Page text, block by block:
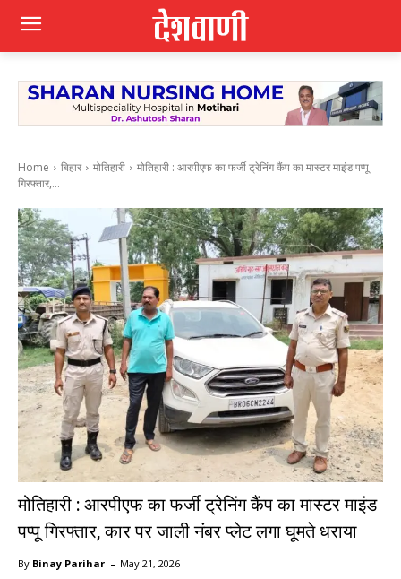
Home बिहार मोतिहारी
मोतिहारी : आरपीएफ का फर्जी ट्रेनिंग कैंप का मास्टर माइंड पप्पू
गिरफ्तार,...
मोतिहारी : आरपीएफ का फर्जी ट्रेनिंग कैंप का मास्टर माइंड
पप्पू गिरफ्तार, कार पर जाली नंबर प्लेट लगा घूमते धराया
By Binay Parihar - May 21, 2026